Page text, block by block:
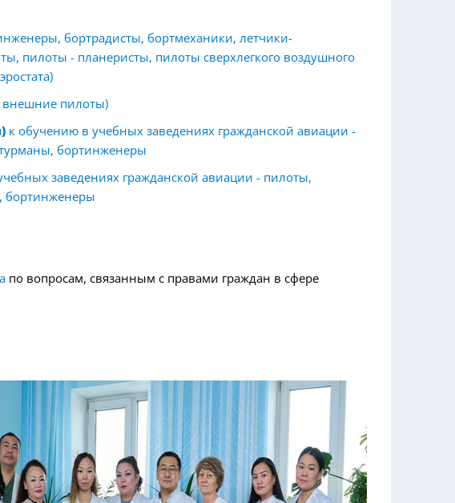
бортрадисты, бортмеханики, летчики-
пилоты - планеристы, пилоты сверхлегкого воздушного
)
пилоты)
к обучению в учебных заведениях гражданской авиации -
бортинженеры
заведениях гражданской авиации - пилоты,
бортинженеры
по вопросам, связанным с правами граждан в сфере